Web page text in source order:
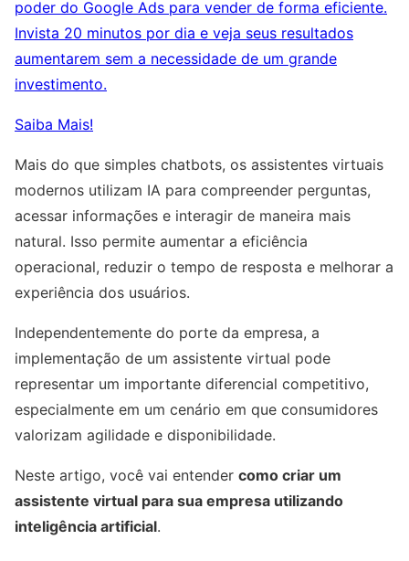
poder do Google Ads para vender de forma eficiente.
Invista 20 minutos por dia e veja seus resultados
aumentarem sem a necessidade de um grande
investimento.
Saiba Mais!
Mais do que simples chatbots, os assistentes virtuais
modernos utilizam IA para compreender perguntas,
acessar informações e interagir de maneira mais
natural. Isso permite aumentar a eficiência
operacional, reduzir o tempo de resposta e melhorar a
experiência dos usuários.
Independentemente do porte da empresa, a
implementação de um assistente virtual pode
representar um importante diferencial competitivo,
especialmente em um cenário em que consumidores
valorizam agilidade e disponibilidade.
Neste artigo, você vai entender como criar um
assistente virtual para sua empresa utilizando
inteligência artificial.